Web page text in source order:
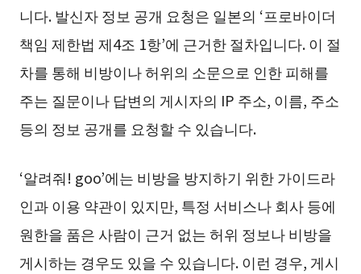
니다. 발신자 정보 공개 요청은 일본의 ‘프로바이더
책임 제한법 제4조 1항’에 근거한 절차입니다. 이 절
차를 통해 비방이나 허위의 소문으로 인한 피해를
주는 질문이나 답변의 게시자의 IP 주소, 이름, 주소
등의 정보 공개를 요청할 수 있습니다.
‘알려줘! goo’에는 비방을 방지하기 위한 가이드라
인과 이용 약관이 있지만, 특정 서비스나 회사 등에
원한을 품은 사람이 근거 없는 허위 정보나 비방을
게시하는 경우도 있을 수 있습니다. 이런 경우, 게시